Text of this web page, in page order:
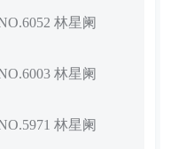
林星阑
林星阑
林星阑